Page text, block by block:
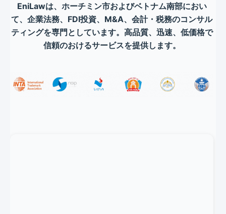
EniLawは、ホーチミン市およびベトナム南部におい
て、企業法務、FDI投資、M&A、会計・税務のコンサル
ティングを専門としています。高品質、迅速、低価格で
信頼のおけるサービスを提供します。